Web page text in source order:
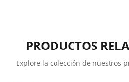
PRODUCTOS
Explore la colección de nuestros